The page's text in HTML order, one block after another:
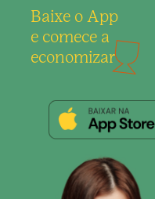
Baixe o App
e comece a
economizar